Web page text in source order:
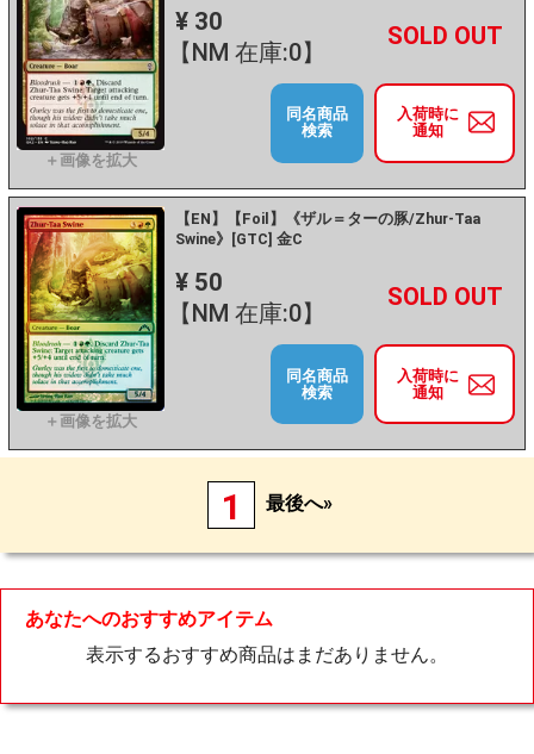
¥ 30
【NM 在庫:0】
－ +
入荷時に
通知
同名商品
検索
【EN】【Foil】《ザル＝ターの豚/Zhur-Taa
Swine》[GTC] 金C
¥ 50
【NM 在庫:0】
－ +
入荷時に
通知
同名商品
検索
1 最後へ»
あなたへのおすすめアイテム
表示するおすすめ商品はまだありません。